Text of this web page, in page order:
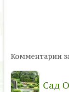
Комментарии
Сад